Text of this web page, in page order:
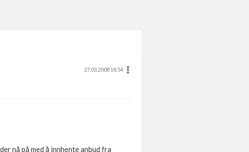
27.03.2008 18.54
nå på med å innhente anbud fra